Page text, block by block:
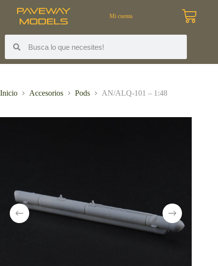
Mi cuenta
Inicio Accesorios Pods AN/ALQ-101 – 1:48